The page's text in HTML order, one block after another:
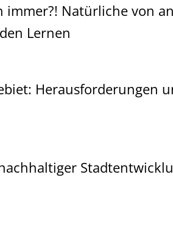
immer?! Natürliche von
Lernen
Herausforderungen